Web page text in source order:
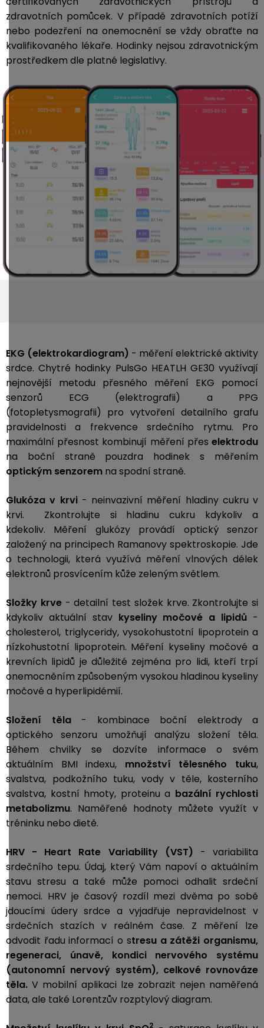
zdravotních pomůcek. V případě zdravotních potíží
nebo podezření na onemocnění se vždy obraťte na
kvalifikovaného lékaře. Hodinky nejsou zdravotnickým
prostředkem dle platné legislativy.
EKG (elektrokardiogram) - měření elektrické aktivity
srdce. Chytré hodinky PulsGo HEATLH GE30 využívají
nejnovější metodu přesného měření EKG pomocí
senzorů ECG (elektrografii) a PPG
(fotopletysmografii) pro vytvoření detailního grafu
pravidelnosti a frekvence srdečního rytmu. Pro
maximální přesnost kombinují měření přes elektrodu
na boční straně pouzdra hodinek s měřením
optickým senzorem na spodní straně.
Glukóza v krvi- neinvazivní měření hladiny cukru v
krvi. Zkontrolujte si hladinu cukru kdykoliv a
kdekoliv. Měření glukózy provádí optický senzor
založený na principech Ramanovy spektroskopie. Jde
o technologii, která využívá měření vlnových délek
elektronů prosvícením kůže zeleným světlem.
Složky krve- detailní test složek krve. Zkontrolujte si
kdykoliv aktuální stav kyseliny močové a lipidů -
cholesterol, triglyceridy, vysokohustotní lipoprotein a
nízkohustotní lipoprotein. Měření kyseliny močové a
krevních lipidů je důležité zejména pro lidi, kteří trpí
onemocněním způsobeným vysokou hladinou kyseliny
močové a hyperlipidémií.
Složení těla- kombinace boční elektrody a
optického senzoru umožňují analýzu složení těla.
Během chvilky se dozvíte informace o svém
aktuálním BMI indexu, množství tělesného tuku,
svalstva, podkožního tuku, vody v těle, kosterního
svalstva, kostní hmoty, proteinu a bazální rychlosti
metabolizmu. Naměřené hodnoty můžete využít v
tréninku nebo dietě.
HRV - Heart Rate Variability (VST) - variabilita
srdečního tepu. Údaj, který Vám napoví o aktuálním
stavu stresu a také může pomoci odhalit srdeční
nemoci. HRV je časový rozdíl mezi dvěma po sobě
jdoucími údery srdce a vyjadřuje nepravidelnost v
srdečních stazích v reálném čase. Z měření lze
odvodit řadu informací o stresu a zátěži organismu,
regeneraci, únavě, kondici nervového systému
(autonomní nervový systém), celkové rovnováze
těla. V mobilní aplikaci lze zobrazit nejen naměřená
data, ale také Lorentzův rozptylový diagram.
2